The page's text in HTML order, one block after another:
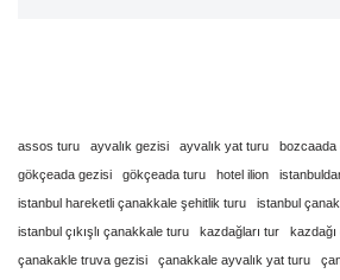
assos turu ayvalık gezisi ayvalık yat turu bozcaada
gökçeada gezisi
gökçeada turu hotel ilion
istanbul hareketli çanakkale şehitlik turu
istanbul
istanbul çıkışlı çanakkale turu
kazdağları tur
çanakakle truva gezisi
çanakkale ayvalık yat turu